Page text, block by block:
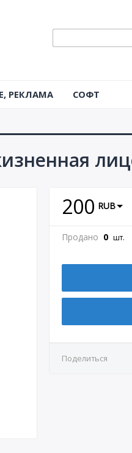
РЕКЛАМА СОФТ
200 RUB
Продано 0 шт.
Поделиться